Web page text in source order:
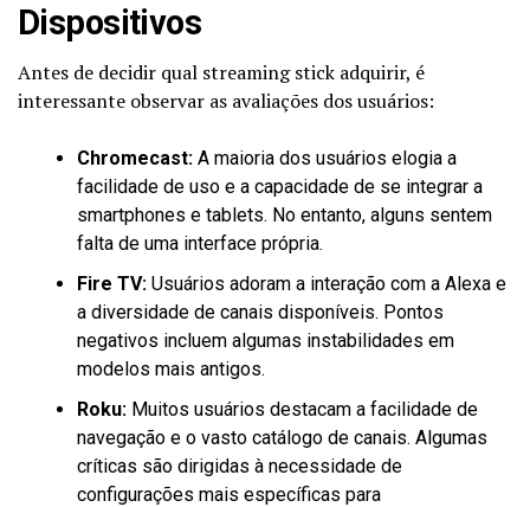
Dispositivos
Antes de decidir qual streaming stick adquirir, é
interessante observar as avaliações dos usuários:
Chromecast: A maioria dos usuários elogia a
facilidade de uso e a capacidade de se integrar a
smartphones e tablets. No entanto, alguns sentem
falta de uma interface própria.
Fire TV: Usuários adoram a interação com a Alexa e
a diversidade de canais disponíveis. Pontos
negativos incluem algumas instabilidades em
modelos mais antigos.
Roku: Muitos usuários destacam a facilidade de
navegação e o vasto catálogo de canais. Algumas
críticas são dirigidas à necessidade de
configurações mais específicas para